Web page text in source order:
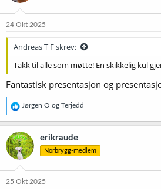
o
e
24 Okt 2025
Andreas T F skrev:
Takk til alle som møtte! En skikkelig kul
Fantastisk presentasjon og
R
e
a
k
s
j
o
e
Jørgen O og Terjedd
erikraude
Norbrygg-medlem
25 Okt 2025